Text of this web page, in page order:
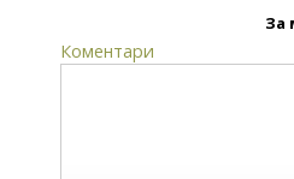
За
Коментари